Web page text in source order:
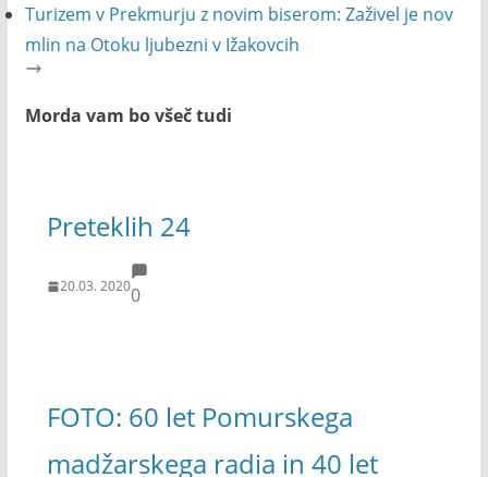
Turizem v Prekmurju z novim biserom: Zaživel je nov
mlin na Otoku ljubezni v Ižakovcih
Morda vam bo všeč tudi
Preteklih 24
20.03. 20200
FOTO: 60 let Pomurskega
madžarskega radia in 40 let